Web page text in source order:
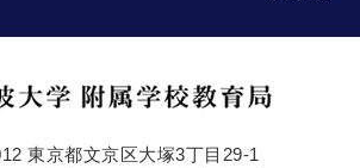
東京都文京区大塚3丁目29-1